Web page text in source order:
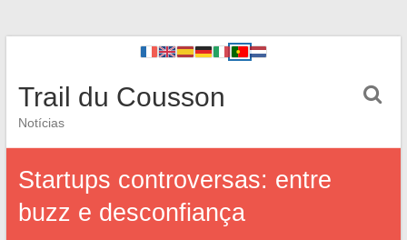
Trail du Cousson
Notícias
Startups controversas: entre
buzz e desconfiança